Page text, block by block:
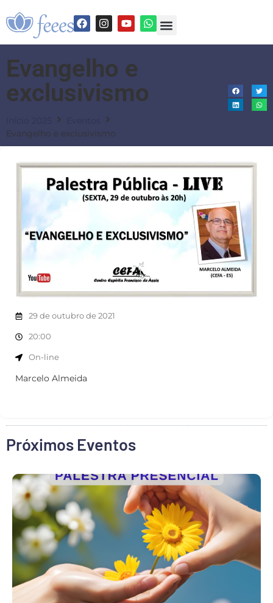
Evangelho e
exclusivismo
Evangelho e exclusivismo
29 de outubro de 2021
20:00
On-line
Marcelo Almeida
Próximos Eventos